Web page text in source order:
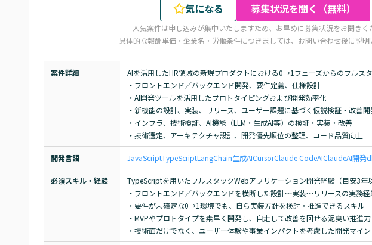
気になる 募集状況を聞く（無料）
人気案件は申し込みが集中いたしますため、お早めに募集状況をお聞きく
具体的な報酬単価・企業名・労働条件につきましては、お問い合わせ後に説明
案件詳細
AIを活用したHR領域の新規プロダクトにおける0→1フェーズからのフルス
・フロントエンド／バックエンド開発、要件定義、仕様設計
・AI開発ツールを活用したプロトタイピングおよび開発効率化
・新機能の設計、実装、リリース、ユーザー課題に基づく仮説検証・改善開
・インフラ、技術検証、AI機能（LLM・生成AI等）の検証・実装・改善
・技術選定、アーキテクチャ設計、開発優先順位の整理、コード品質向上
開発言語 JavaScriptTypeScriptLangChain生成AICursorClaude CodeAIClaudeAI開発
必須スキル・経験
TypeScriptを用いたフルスタックWebアプリケーション開発経験（目安3年
・フロントエンド／バックエンドを横断した設計～実装～リリースの実務経
・要件が未確定な0→1環境でも、自ら実装方針を検討・推進できるスキル
・MVPやプロトタイプを素早く開発し、自走して改善を回せる泥臭い推進力
・技術面だけでなく、ユーザー体験や事業インパクトを考慮した開発マイン